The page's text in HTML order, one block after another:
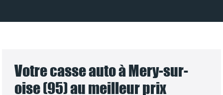
Votre casse auto à Mery-sur-
oise (95) au meilleur prix